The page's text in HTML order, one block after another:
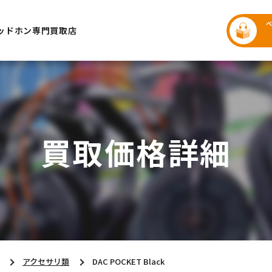
ドホン専門買取店
買取価格詳細
アクセサリ類 DAC POCKET Black